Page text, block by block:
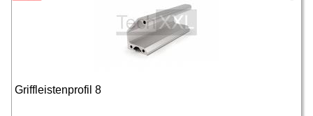
Griffleistenprofil 8